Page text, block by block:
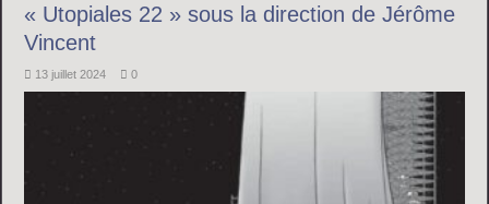
« Utopiales 22 » sous la direction de Jérôme
Vincent
13 juillet 2024 0